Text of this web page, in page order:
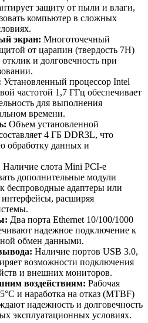
защиту от пыли и влаги,
компьютер в сложных
экран: Многоточечный
от царапин (твердость 7H)
и долговечность при
Установленный процессор Intel
частотой 1,7 ГГц обеспечивает
для выполнения
времени.
Объем установленной
4 ГБ DDR3L, что
обработку данных и
Наличие слота Mini PCI-e
дополнительные модули
беспроводные адаптеры или
расширяя
Два порта Ethernet 10/100/1000
надежное подключение к
обмен данными.
Наличие портов USB 3.0,
возможности подключения
и внешних мониторов.
воздействиям: Рабочая
и наработка на отказ (MTBF)
надежность и долговечность
эксплуатационных условиях.